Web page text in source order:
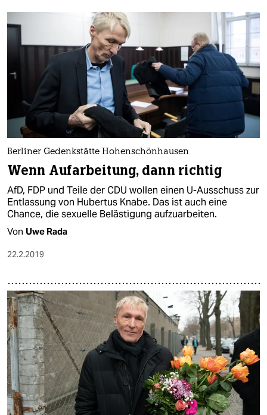
Berliner Gedenkstätte Hohenschönhausen
Wenn Aufarbeitung, dann richtig
AfD, FDP und Teile der CDU wollen einen U-Ausschuss zur
Entlassung von Hubertus Knabe. Das ist auch eine
Chance, die sexuelle Belästigung aufzuarbeiten.
Von Uwe Rada
22.2.2019